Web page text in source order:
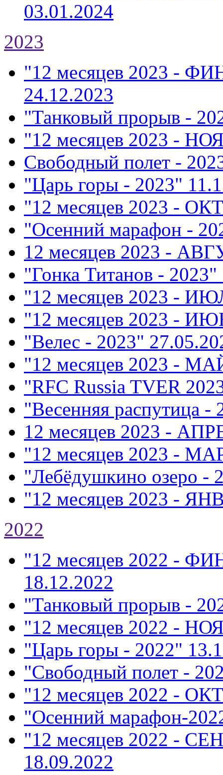
03.01.2024
2023
"12 месяцев 2023 -
24.12.2023
"Танковый прорыв -
"12 месяцев 2023 -
Свободный полет -
"Царь горы - 2023"
"12 месяцев 2023 -
"Осенний марафон -
12 месяцев 2023 -
"Гонка Титанов - 2023"
"12 месяцев 2023 -
"12 месяцев 2023 -
"Велес - 2023"
"12 месяцев 2023 -
"RFC Russia TVER
"Весенняя распутица -
12 месяцев 2023 -
"12 месяцев 2023 -
"Лебёдушкино озеро -
"12 месяцев 2023 -
2022
"12 месяцев 2022 -
18.12.2022
"Танковый прорыв -
"12 месяцев 2022 -
"Царь горы - 2022"
"Свободный полет -
"12 месяцев 2022 -
"Осенний марафон-
"12 месяцев 2022 -
18.09.2022